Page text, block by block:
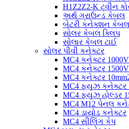
H1Z2Z2-K ટ્વીન
અર્થ ગ્રાઉન્ડ કેબલ
બેટરી કનેક્શન કેબલ
સોલર કેબલ ક્લિપ
સોલાર કેબલ ટાઈ
સોલર પીવી કનેક્ટર
MC4 કનેક્ટર 1000V
MC4 કનેક્ટર
MC4 કનેક્ટર
MC4 ફ્યુઝ કનેક્ટર
MC4 ફ્યુઝ હોલ્ડર
MC4 M12 પેનલ
MC4 ડાયોડ કનેક્ટર
MC4 સીલિંગ કેપ